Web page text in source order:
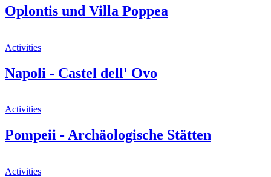
Oplontis und Villa Poppea
Activities
Napoli - Castel dell' Ovo
Activities
Pompeii - Archäologische Stätten
Activities